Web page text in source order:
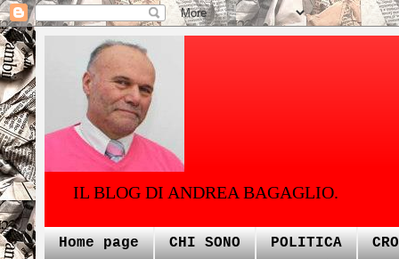
IL BLOG DI ANDREA BAGAGLIO.
Home page CHI SONO POLITICA